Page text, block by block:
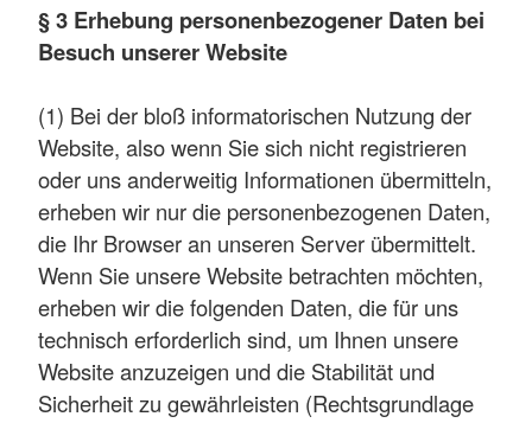
§ 3 Erhebung personenbezogener Daten bei
Besuch unserer Website
(1) Bei der bloß informatorischen Nutzung der
Website, also wenn Sie sich nicht registrieren
oder uns anderweitig Informationen übermitteln,
erheben wir nur die personenbezogenen Daten,
die Ihr Browser an unseren Server übermittelt.
Wenn Sie unsere Website betrachten möchten,
erheben wir die folgenden Daten, die für uns
technisch erforderlich sind, um Ihnen unsere
Website anzuzeigen und die Stabilität und
Sicherheit zu gewährleisten (Rechtsgrundlage